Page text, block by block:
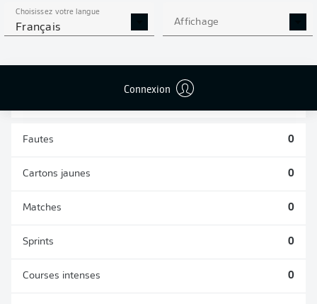
Choisissez votre langue
Français Affichage
Connexion
0 0
Fautes 0
Cartons jaunes 0
Matches 0
Sprints 0
Courses intenses 0